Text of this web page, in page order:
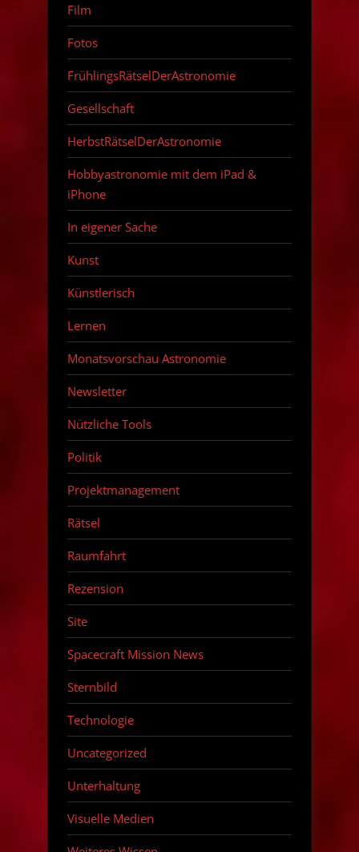
Film
Fotos
FrühlingsRätselDerAstronomie
Gesellschaft
HerbstRätselDerAstronomie
Hobbyastronomie mit dem iPad &
iPhone
In eigener Sache
Kunst
Künstlerisch
Lernen
Monatsvorschau Astronomie
Newsletter
Nützliche Tools
Politik
Projektmanagement
Rätsel
Raumfahrt
Rezension
Site
Spacecraft Mission News
Sternbild
Technologie
Uncategorized
Unterhaltung
Visuelle Medien